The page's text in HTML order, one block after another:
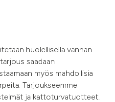
huolellisella vanhan
saadaan
myös mahdollisia
Tarjoukseemme
ja kattoturvatuotteet.